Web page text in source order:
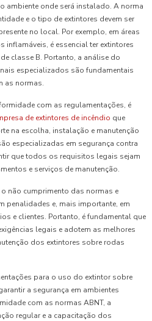
ambiente onde será instalado. A norma
e o tipo de extintores devem ser
no local. Por exemplo, em áreas
inflamáveis, é essencial ter extintores
classe B. Portanto, a análise do
especializados são fundamentais
as normas.
com as regulamentações, é
de extintores de incêndio que
na escolha, instalação e manutenção
especializadas em segurança contra
que todos os requisitos legais sejam
e serviços de manutenção.
não cumprimento das normas e
penalidades e, mais importante, em
e clientes. Portanto, é fundamental que
legais e adotem as melhores
dos extintores sobre rodas
para o uso do extintor sobre
a segurança em ambientes
com as normas ABNT, a
regular e a capacitação dos